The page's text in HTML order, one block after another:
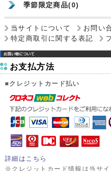
季節限定商品(0)
当サイトについて
お問い
特定商取引に関する表記
お支払方法
■クレジットカード払い
詳細はこちら
※クレジットカード情報は当サ